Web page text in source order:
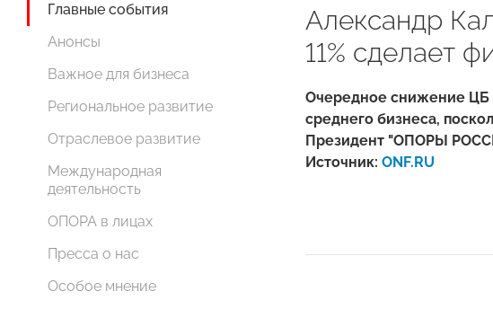
Главные события
Анонсы
Важное для бизнеса
Региональное развитие
Отраслевое развитие
Международная
деятельность
ОПОРА в лицах
Пресса о нас
Особое мнение
Александр
11% сделает
Очередное снижение ЦБ
среднего бизнеса,
Президент "ОПОРЫ
Источник: ONF.RU